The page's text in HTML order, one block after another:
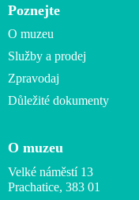
Poznejte
O muzeu
Služby a prodej
Zpravodaj
Důležité dokumenty
O muzeu
Velké náměstí 13
Prachatice, 383 01